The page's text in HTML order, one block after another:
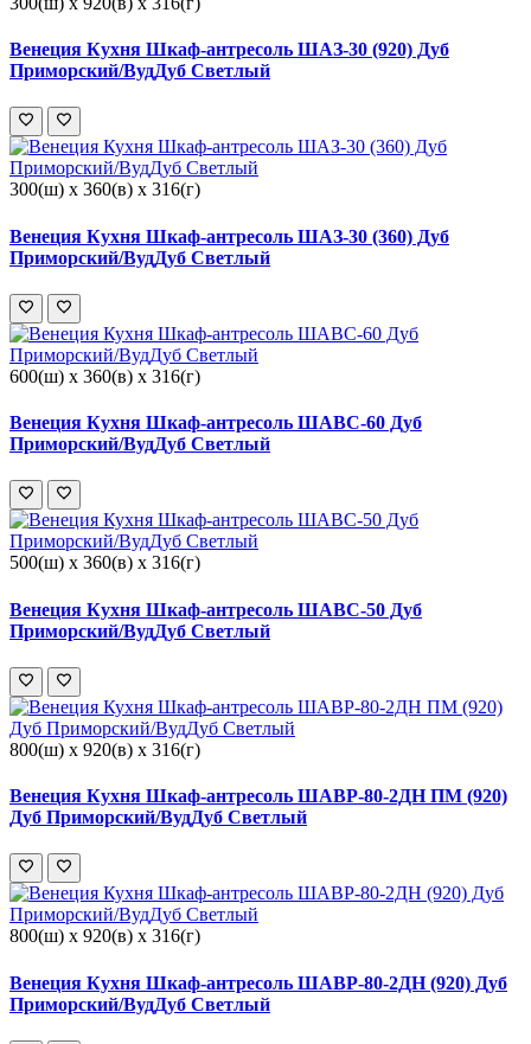
Венеция Кухня Шкаф-антресоль ШАЗ-30 (920) Дуб
Приморский/ВудДуб Светлый
300(ш) x 360(в) x 316(г)
Венеция Кухня Шкаф-антресоль ШАЗ-30 (360) Дуб
Приморский/ВудДуб Светлый
600(ш) x 360(в) x 316(г)
Венеция Кухня Шкаф-антресоль ШАВС-60 Дуб
Приморский/ВудДуб Светлый
500(ш) x 360(в) x 316(г)
Венеция Кухня Шкаф-антресоль ШАВС-50 Дуб
Приморский/ВудДуб Светлый
800(ш) x 920(в) x 316(г)
Венеция Кухня Шкаф-антресоль ШАВР-80-2ДН ПМ (920)
Дуб Приморский/ВудДуб Светлый
800(ш) x 920(в) x 316(г)
Венеция Кухня Шкаф-антресоль ШАВР-80-2ДН (920) Дуб
Приморский/ВудДуб Светлый